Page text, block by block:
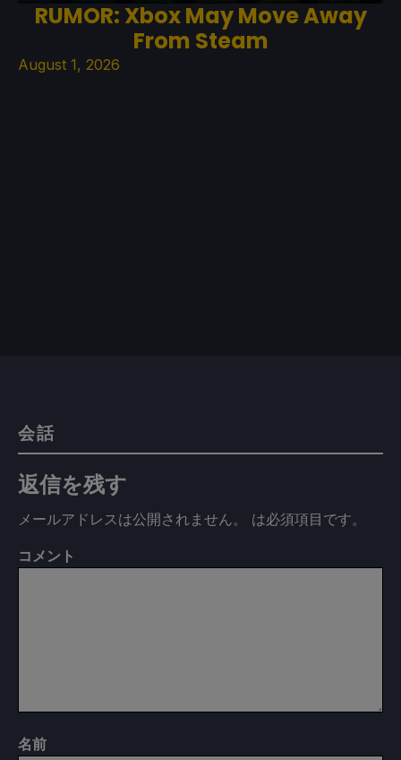
RUMOR: Xbox May Move Away
From Steam
August 1, 2026
会話
返信を残す
メールアドレスは公開されません。 は必須項目です。
コメント
名前